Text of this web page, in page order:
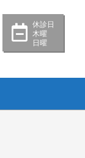
休診日
木曜
日曜